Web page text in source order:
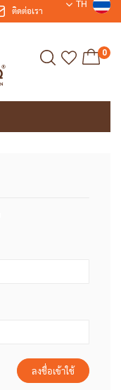
ติดต่อเรา
TH
0
ลงชื่อเข้าใช้